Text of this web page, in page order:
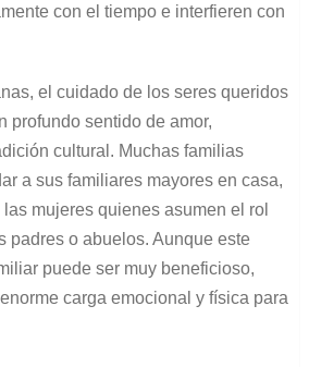
con el tiempo e interfieren con
el cuidado de los seres queridos
profundo sentido de amor,
cultural. Muchas familias
a sus familiares mayores en casa,
mujeres quienes asumen el rol
padres o abuelos. Aunque este
puede ser muy beneficioso,
carga emocional y física para